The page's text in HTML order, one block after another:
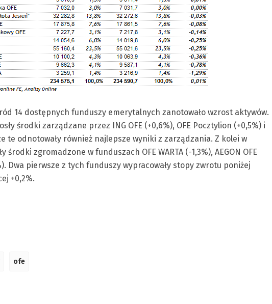
14 dostępnych funduszy emerytalnych zanotowało wzrost aktywów.
środki zarządzane przez ING OFE (+0,6%), OFE Pocztylion (+0,5%) i
te odnotowały również najlepsze wyniki z zarządzania. Z kolei w
środki zgromadzone w funduszach OFE WARTA (-1,3%), AEGON OFE
Dwa pierwsze z tych funduszy wypracowały stopy zwrotu poniżej
+0,2%.
ofe